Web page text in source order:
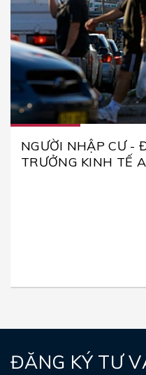
NGƯỜI NHẬP CƯ -
TRƯỞNG KINH TẾ
ĐĂNG KÝ TƯ